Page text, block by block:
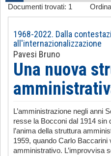
1968-2022 Dalla contestazione
-
Documenti trovati: 1
1968-2022. Dalla
all'internazionalizzazione
Pavesi Bruno
Una nuova
L’amministrazione negli anni
resse la Bocconi dal 1914 sin
l’anima della struttura
1959, quando Carlo Baccarini
amministrativo. L’improvvisa